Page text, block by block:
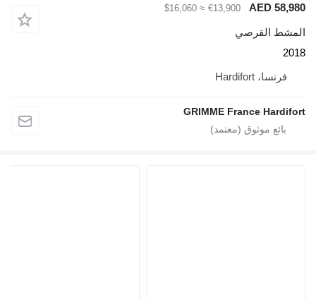
AED 58,980
€13,900
≈ $16,060
المشط القرصي
2018
فرنسا، Hardifort
GRIMME France Hardifort